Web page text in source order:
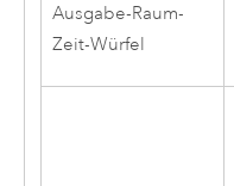
Ausgabe-Raum-
Zeit-Würfel